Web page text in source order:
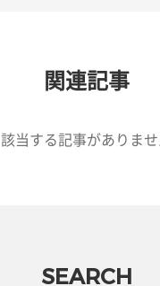
関連記事
該当する記事がありま
SEARCH